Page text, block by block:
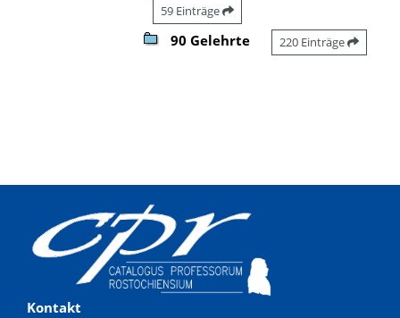
59 Einträge
90 Gelehrte 220 Einträge
Kontakt